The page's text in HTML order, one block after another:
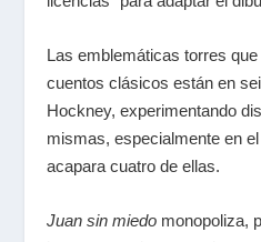
Las emblemáticas torres
cuentos clásicos están en
Hockney, experimentando
mismas, especialmente en
acapara cuatro de ellas.
Juan sin miedo monopoliza,